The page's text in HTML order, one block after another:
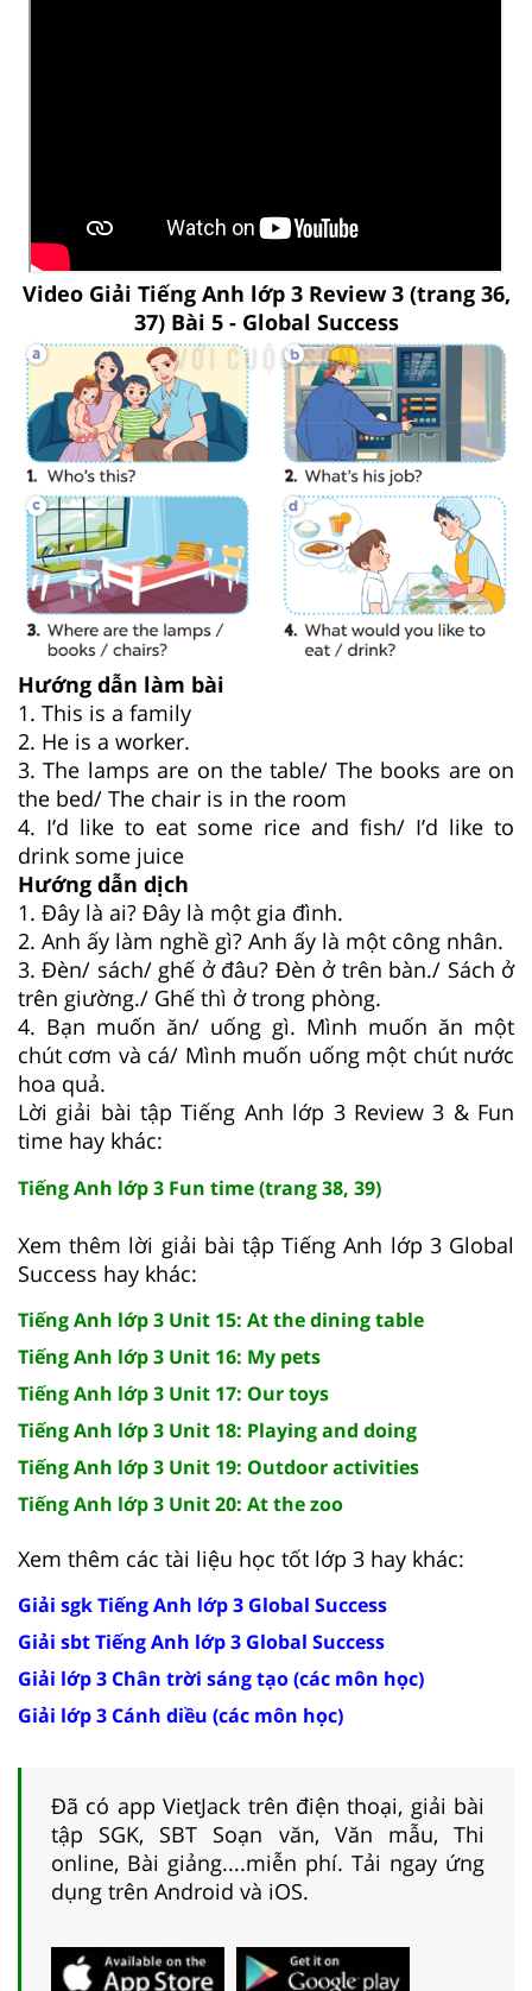
Video Giải Tiếng Anh lớp 3 Review 3 (trang 36,
37) Bài 5 - Global Success
Hướng dẫn làm bài
1. This is a family
2. He is a worker.
3. The lamps are on the table/ The books are on
the bed/ The chair is in the room
4. I’d like to eat some rice and fish/ I’d like to
drink some juice
Hướng dẫn dịch
1. Đây là ai? Đây là một gia đình.
2. Anh ấy làm nghề gì? Anh ấy là một công nhân.
3. Đèn/ sách/ ghế ở đâu? Đèn ở trên bàn./ Sách ở
trên giường./ Ghế thì ở trong phòng.
4. Bạn muốn ăn/ uống gì. Mình muốn ăn một
chút cơm và cá/ Mình muốn uống một chút nước
hoa quả.
Lời giải bài tập Tiếng Anh lớp 3 Review 3 & Fun
time hay khác:
Tiếng Anh lớp 3 Fun time (trang 38, 39)
Xem thêm lời giải bài tập Tiếng Anh lớp 3 Global
Success hay khác:
Tiếng Anh lớp 3 Unit 15: At the dining table
Tiếng Anh lớp 3 Unit 16: My pets
Tiếng Anh lớp 3 Unit 17: Our toys
Tiếng Anh lớp 3 Unit 18: Playing and doing
Tiếng Anh lớp 3 Unit 19: Outdoor activities
Tiếng Anh lớp 3 Unit 20: At the zoo
Xem thêm các tài liệu học tốt lớp 3 hay khác:
Giải sgk Tiếng Anh lớp 3 Global Success
Giải sbt Tiếng Anh lớp 3 Global Success
Giải lớp 3 Chân trời sáng tạo (các môn học)
Giải lớp 3 Cánh diều (các môn học)
Đã có app VietJack trên điện thoại, giải bài
tập SGK, SBT Soạn văn, Văn mẫu, Thi
online, Bài giảng....miễn phí. Tải ngay ứng
dụng trên Android và iOS.